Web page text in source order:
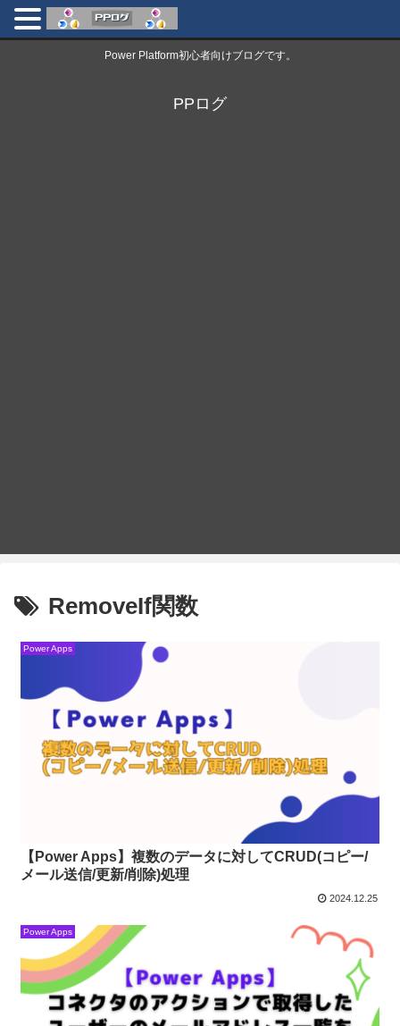
Power Platform初心者向けブログです。
PPログ
RemoveIf関数
Power Apps
【Power Apps】複数のデータに対してCRUD(コピー/
メール送信/更新/削除)処理
2024.12.25
Power Apps